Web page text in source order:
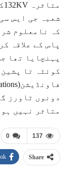
شعبہ جی ایس
کہ نامعلوم
پاس کے علاقہ
پہنچایا تھا
دونوں ٹاورز
متاثر نہیں
0 137
Share